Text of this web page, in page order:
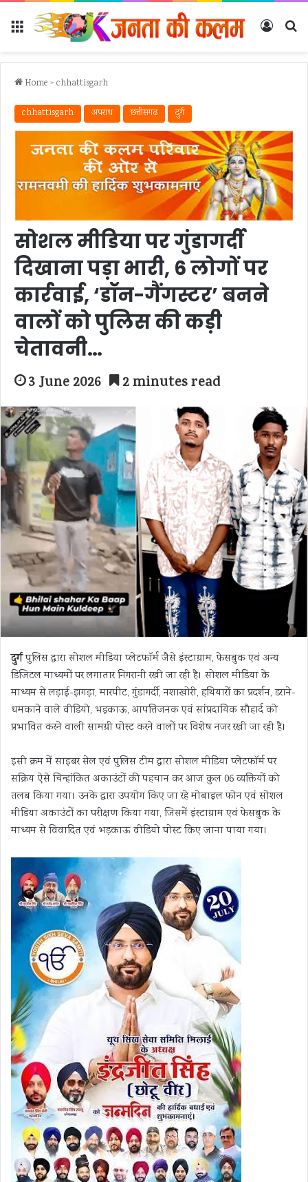
Menu Log In
Home > chhattisgarh
chhattisgarh अपराध छत्तीसगढ़ दुर्ग
सोशल मीडिया पर गुंडागर्दी
दिखाना पड़ा भारी, 6 लोगों पर
कार्रवाई, ‘डॉन-गैंगस्टर’ बनने
वालों को पुलिस की कड़ी
चेतावनी…
3 June 2026 2 minutes read
दुर्गपुलिस द्वारा सोशल मीडिया प्लेटफॉर्म जैसे इंस्टाग्राम, फेसबुक एवं अन्य
डिजिटल माध्यमों पर लगातार निगरानी रखी जा रही है। सोशल मीडिया के
माध्यम से लड़ाई-झगड़ा, मारपीट, गुंडागर्दी, नशाखोरी, हथियारों का प्रदर्शन, डराने-
धमकाने वाले वीडियो, भड़काऊ, आपत्तिजनक एवं सांप्रदायिक सौहार्द को
प्रभावित करने वाली सामग्री पोस्ट करने वालों पर विशेष नजर रखी जा रही है।
इसी क्रम में साइबर सेल एवं पुलिस टीम द्वारा सोशल मीडिया प्लेटफॉर्म पर
सक्रिय ऐसे चिन्हांकित अकाउंटों की पहचान कर आज कुल 06 व्यक्तियों को
तलब किया गया। उनके द्वारा उपयोग किए जा रहे मोबाइल फोन एवं सोशल
मीडिया अकाउंटों का परीक्षण किया गया, जिसमें इंस्टाग्राम एवं फेसबुक के
माध्यम से विवादित एवं भड़काऊ वीडियो पोस्ट किए जाना पाया गया।